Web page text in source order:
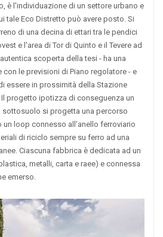
è l'individuazione di un settore urbano e
tale Eco Distretto può avere posto. Si
di una decina di ettari tra le pendici
e l'area di Tor di Quinto e il Tevere ad
scoperta della tesi - ha una
le previsioni di Piano regolatore - e
essere in prossimità della Stazione
Il progetto ipotizza di conseguenza un
sottosuolo si progetta una percorso
loop connesso all’anello ferroviario
di riciclo sempre su ferro ad una
Ciascuna fabbrica è dedicata ad un
metalli, carta e raee) e connessa
emerso.